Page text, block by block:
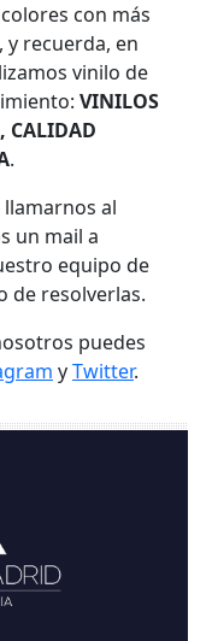
con más
y recuerda, en
vinilo de
VINILOS
CALIDAD
.
llamarnos al
un mail a
equipo de
de resolverlas.
puedes
yTwitter.